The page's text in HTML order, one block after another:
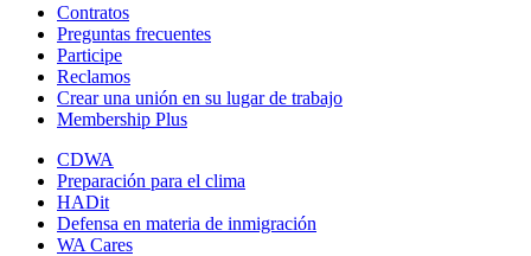
Contratos
Preguntas frecuentes
Participe
Reclamos
Crear una unión en su lugar de trabajo
Membership Plus
CDWA
Preparación para el clima
HADit
Defensa en materia de inmigración
WA Cares